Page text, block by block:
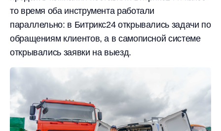
то время оба инструмента работали
параллельно: в Битрикс24 открывались задачи по
обращениям клиентов, а в самописной системе
открывались заявки на выезд.